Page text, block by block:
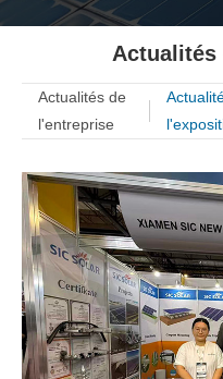
Actualités
Actualités de
l'entreprise